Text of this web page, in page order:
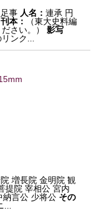
事 人名：連承 円
刊本：
（東大史料編
さい。）
影写
ンク...
増長院 金明院 観
提院 宰相公 宮内
納言公 少将公 その